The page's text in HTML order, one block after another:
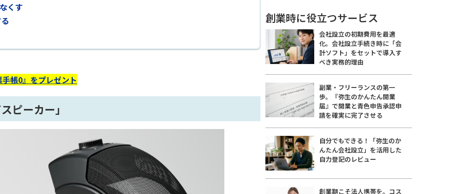
くす
帳0』をプレゼント
ピーカー」
創業時に役立つサービス
会社設立の初期費用を最適
化。会社設立手続き時に「会
計ソフト」をセットで導入す
べき実務的理由
副業・フリーランスの第一
歩。『弥生のかんたん開業
届』で開業と青色申告承認申
請を確実に完了させる
自分でもできる！「弥生のか
んたん会社設立」を活用した
自力登記のレビュー
創業期こそ法人携帯を。コス